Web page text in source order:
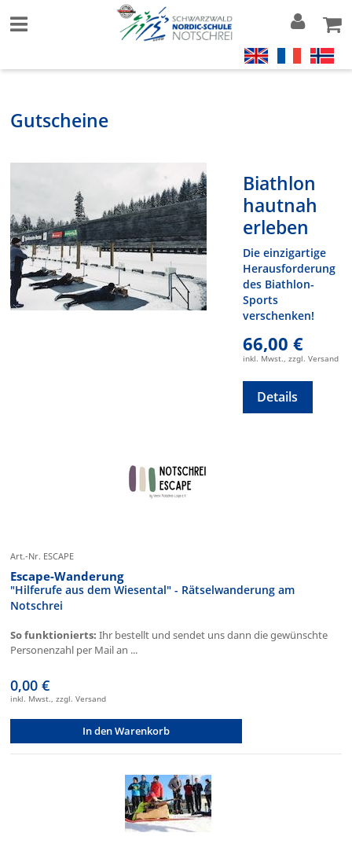
Gutscheine
Biathlon
hautnah
erleben
Die einzigartige
Herausforderung
des Biathlon-
Sports
verschenken!
66,00 €
inkl. Mwst., zzgl. Versand
Details
Art.-Nr. ESCAPE
Escape-Wanderung
"Hilferufe aus dem Wiesental" - Rätselwanderung am
Notschrei
So funktionierts: Ihr bestellt und sendet uns dann die gewünschte
Personenzahl per Mail an ...
0,00 €
inkl. Mwst., zzgl. Versand
In den Warenkorb